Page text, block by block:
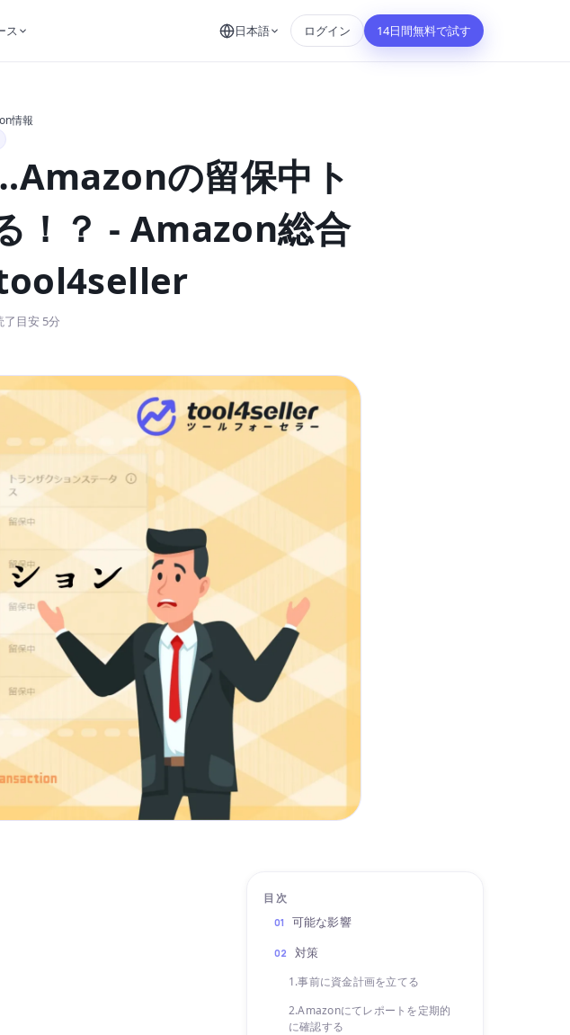
ス 日本語 ログイン 14日間無料で試す
情報
の留保中ト
！？ - Amazon総合
了目安 5分
目次
01 可能な影響
02 対策
1.事前に資金計画を立てる
2.Amazonにてレポートを定期的
に確認する